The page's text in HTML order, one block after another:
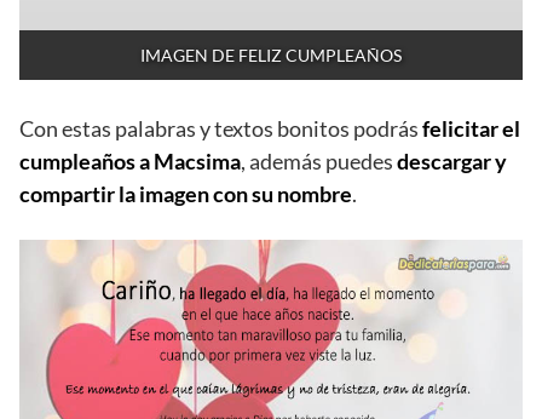
IMAGEN DE FELIZ CUMPLEAÑOS
Con estas palabras y textos bonitos podrásfelicitar el
cumpleaños a Macsima, además puedesdescargar y
compartir la imagen con su nombre.